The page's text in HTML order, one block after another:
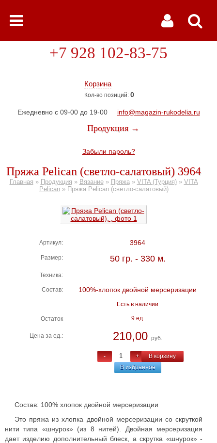
Корзина
Кол-во позиций: 0
+7 928 102-83-75
Ежедневно с 09-00 до 19-00 info@magazin-rukodelia.ru
Продукция →
Забыли пароль?
Пряжа Pelican (светло-салатовый) 3964
Главная » Продукция » Вязание» Пряжа» VITA (Турция)» VITA
Pelican» Пряжа Pelican (светло-салатовый)
Артикул: 3964
Размер: 50 гр. - 330 м.
Техника:
Состав: 100%-хлопок двойной мерсеризации
Есть в наличии
Остаток 9 ед.
Цена за ед.: 210,00 руб.
- +
В корзину
В избранное
Состав: 100% хлопок двойной мерсеризации
Это пряжа из хлопка двойной мерсеризации со скруткой
нити типа «шнурок» (из 8 нитей). Двойная мерсеризация
дает изделию дополнительный блеск, а скрутка «шнурок» -